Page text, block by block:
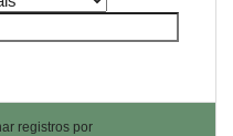
registros por